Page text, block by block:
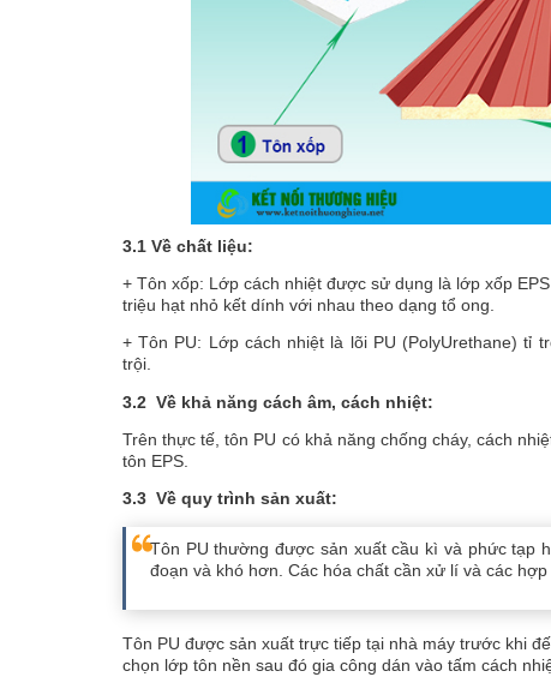
3.1 Về chất liệu:
+ Tôn xốp: Lớp cách nhiệt được sử dụng là lớp xốp
triệu hạt nhỏ kết dính với nhau theo dạng tổ ong.
+ Tôn PU: Lớp cách nhiệt là lõi PU (PolyUrethane) tỉ
trội.
3.2 Về khả năng cách âm, cách nhiệt:
Trên thực tế, tôn PU có khả năng chống cháy, cách
tôn EPS.
3.3 Về quy trình sản xuất:
Tôn PU thường được sản xuất cầu kì và phức tạp
đoạn và khó hơn. Các hóa chất cần xử lí và các hợp
Tôn PU được sản xuất trực tiếp tại nhà máy trước khi
chọn lớp tôn nền sau đó gia công dán vào tấm cách